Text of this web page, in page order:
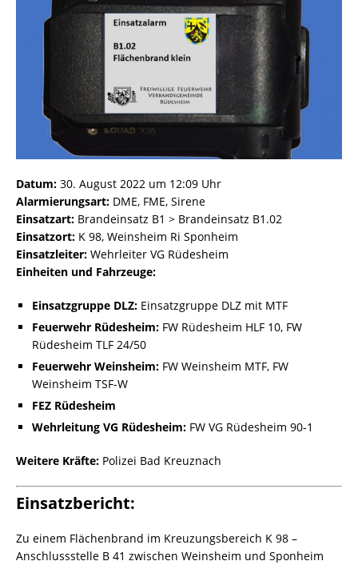
Datum: 30. August 2022 um 12:09 Uhr
Alarmierungsart: DME, FME, Sirene
Einsatzart: Brandeinsatz B1 > Brandeinsatz B1.02
Einsatzort: K 98, Weinsheim Ri Sponheim
Einsatzleiter: Wehrleiter VG Rüdesheim
Einheiten und Fahrzeuge:
Einsatzgruppe DLZ: Einsatzgruppe DLZ mit MTF
Feuerwehr Rüdesheim: FW Rüdesheim HLF 10, FW
Rüdesheim TLF 24/50
Feuerwehr Weinsheim: FW Weinsheim MTF, FW
Weinsheim TSF-W
FEZ Rüdesheim
Wehrleitung VG Rüdesheim: FW VG Rüdesheim 90-1
Weitere Kräfte: Polizei Bad Kreuznach
Einsatzbericht:
Zu einem Flächenbrand im Kreuzungsbereich K 98 –
Anschlussstelle B 41 zwischen Weinsheim und Sponheim